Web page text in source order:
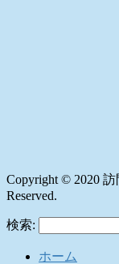
Copyright © 2020
Reserved.
検索:
ホーム